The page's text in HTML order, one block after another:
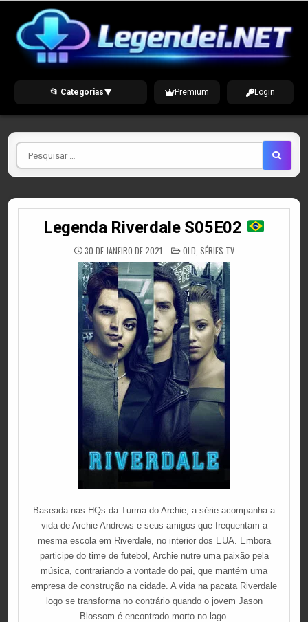
content
📂 Categorias▼ Premium Login
Pesquisar
por
Legenda Riverdale S05E02
30 DE JANEIRO DE 2021 POSTED
IN
OLD SÉRIES TV
Baseada nas HQs da Turma do Archie, a série acompanha a
vida de Archie Andrews e seus amigos que frequentam a
mesma escola em Riverdale, no interior dos EUA. Embora
participe do time de futebol, Archie nutre uma paixão pela
música, contrariando a vontade do pai, que mantém uma
empresa de construção na cidade. A vida na pacata Riverdale
logo se transforma no contrário quando o jovem Jason
Blossom é encontrado morto no lago.